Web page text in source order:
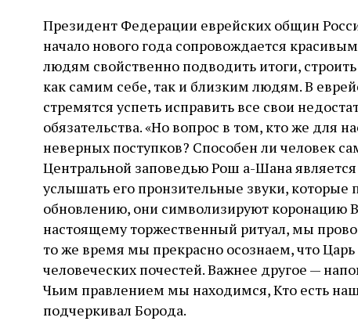
Президент Федерации еврейских общин
начало нового года сопровождается
людям свойственно подводить итоги,
как самим себе, так и близким людям. В
стремятся успеть исправить все свои
обязательства. «Но вопрос в том, кто же для
неверных поступков? Способен ли человек
Центральной заповедью Рош а-Шана
услышать его пронзительные звуки,
обновлению, они символизируют
настоящему торжественный ритуал, мы
то же время мы прекрасно осознаем, что
человеческих почестей. Важнее другое —
Чьим правлением мы находимся, Кто есть
подчеркивал Борода.